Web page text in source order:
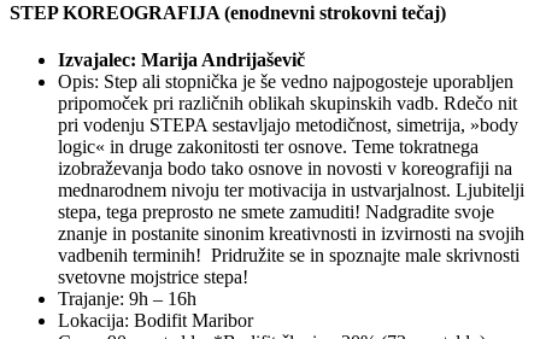
STEP KOREOGRAFIJA (enodnevni strokovni tečaj)
Izvajalec: Marija Andrijaševič
Opis: Step ali stopnička je še vedno najpogosteje uporabljen
pripomoček pri različnih oblikah skupinskih vadb. Rdečo nit
pri vodenju STEPA sestavljajo metodičnost, simetrija, »body
logic« in druge zakonitosti ter osnove. Teme tokratnega
izobraževanja bodo tako osnove in novosti v koreografiji na
mednarodnem nivoju ter motivacija in ustvarjalnost. Ljubitelji
stepa, tega preprosto ne smete zamuditi! Nadgradite svoje
znanje in postanite sinonim kreativnosti in izvirnosti na svojih
vadbenih terminih! Pridružite se in spoznajte male skrivnosti
svetovne mojstrice stepa!
Trajanje: 9h – 16h
Lokacija: Bodifit Maribor